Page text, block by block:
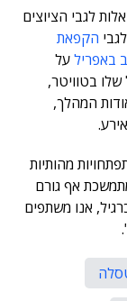
ב-2 ביוני, ובו שאלות לגבי הציוצים
הקפאת
באפרילעל
בטוויטר,
המהלך,
מהותיות
אף גורם
אנו משתפים